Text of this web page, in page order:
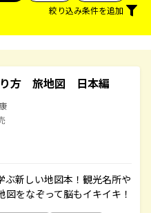
絞り込み条件を追加
り方 旅地図 日本編
ぶ新しい地図本！観光名所や
をなぞって脳もイキイキ！